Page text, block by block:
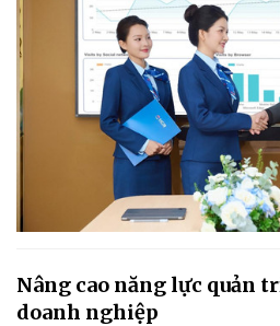
Nâng cao năng lực quản
doanh nghiệp